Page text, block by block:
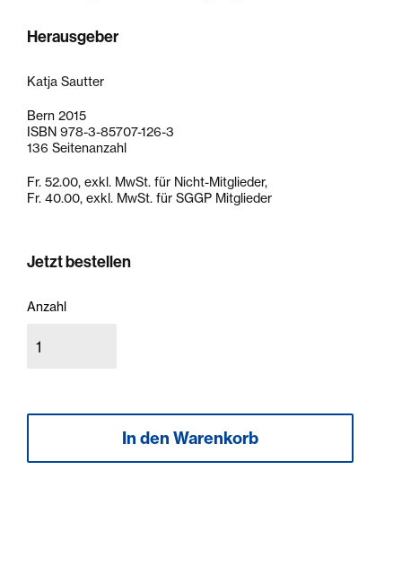
Herausgeber
Katja Sautter
Bern 2015
ISBN 978-3-85707-126-3
136 Seitenanzahl
Fr. 52.00, exkl. MwSt. für Nicht-Mitglieder,
Fr. 40.00, exkl. MwSt. für SGGP Mitglieder
Jetzt bestellen
Anzahl